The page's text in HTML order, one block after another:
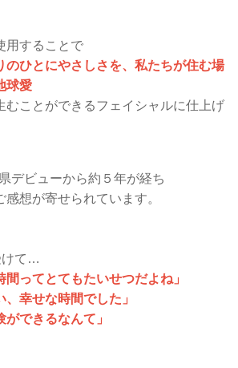
用することで
のひとにやさしさを、私たちが住む場
球愛
むことができるフェイシャルに仕上げ
デビューから約５年が経ち
想が寄せられています。
けて…
間ってとてもたいせつだよね」
、幸せな時間でした」
ができるなんて」​​​​​​